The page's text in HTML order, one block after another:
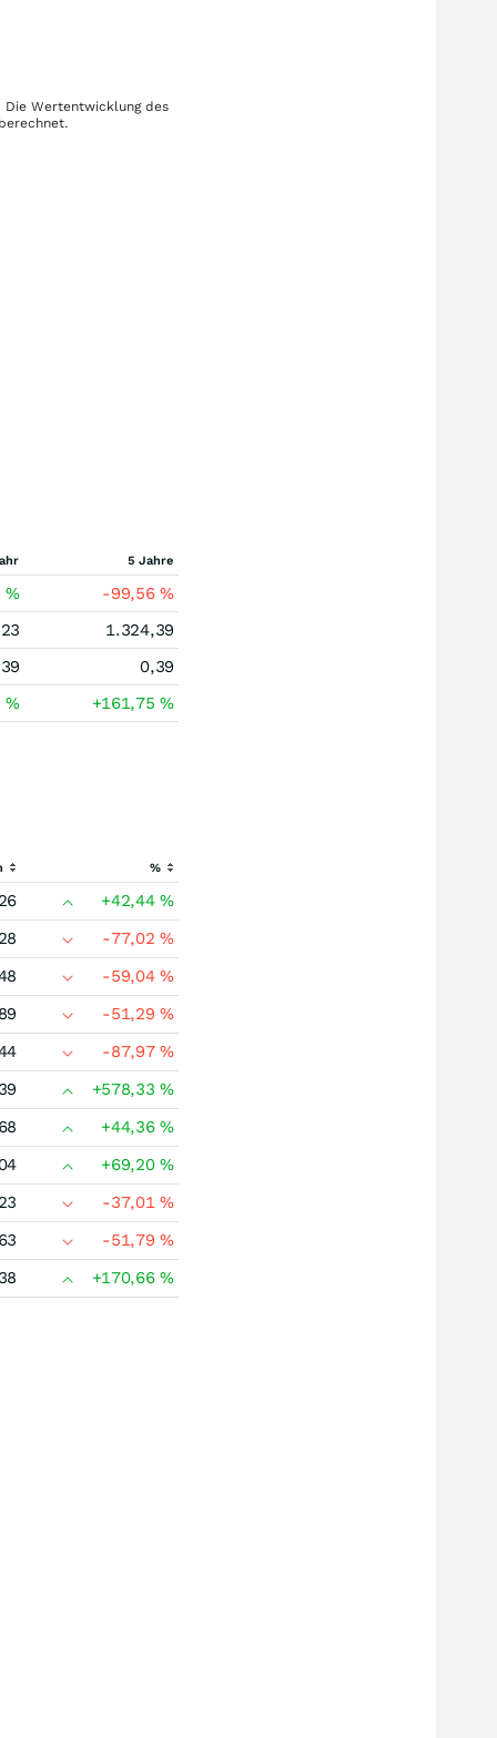
Wertentwicklung des
5 Jahre
% -99,56%
1.324,39
0,39
% +161,75%
%
+42,44%
-77,02%
-59,04%
-51,29%
-87,97%
+578,33%
+44,36%
+69,20%
-37,01%
-51,79%
+170,66%